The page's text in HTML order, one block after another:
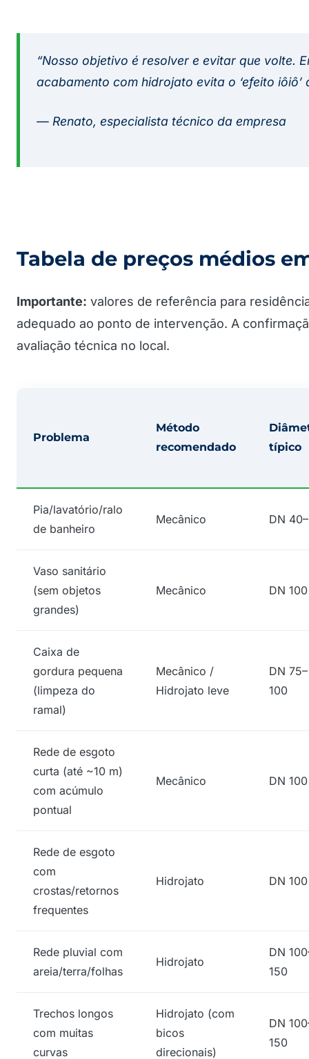
“Nosso objetivo é resolver e evitar que volte.
acabamento com hidrojato evita o ‘efeito iôiô’
— Renato, especialista técnico da empresa
Tabela de preços médios
Importante: valores de referência para
adequado ao ponto de intervenção. A
avaliação técnica no local.
Problema
Método
recomendado
típico
Pia/lavatório/ralo
de banheiro
Mecânico DN
Vaso sanitário
(sem objetos
grandes)
Mecânico DN 100
Caixa de
gordura pequena
(limpeza do
ramal)
Mecânico /
Hidrojato leve
DN 75–
100
Rede de esgoto
curta (até ~10 m)
com acúmulo
pontual
Mecânico DN 100
Rede de esgoto
com
crostas/retornos
frequentes
Hidrojato DN 100
Rede pluvial com
areia/terra/folhas
Hidrojato
DN
150
Trechos longos
com muitas
curvas
Hidrojato (com
bicos
direcionais)
DN
150